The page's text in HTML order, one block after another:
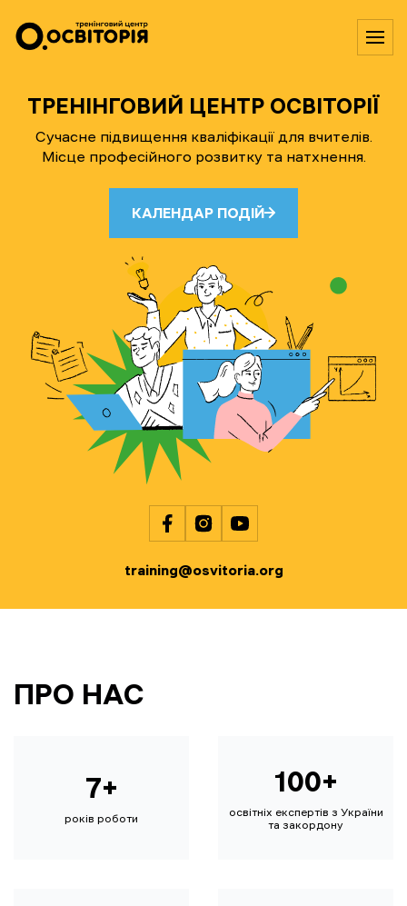
ТРЕНІНГОВИЙ ЦЕНТР ОСВІТОРІЇ
Сучасне підвищення кваліфікації для вчителів.
Місце професійного розвитку та натхнення.
КАЛЕНДАР ПОДІЙ
training@osvitoria.org
ПРО НАС
7+
років роботи
100+
освітніх експертів з України
та закордону